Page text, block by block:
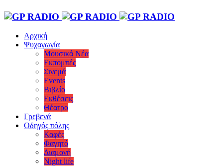
Αρχική
Ψυχαγωγία
Μουσικά Νέα
Εκπομπές
Σινεμά
Events
Βιβλίο
Εκθέσεις
Θέατρο
Γρεβενά
Οδηγός πόλης
Καφές
Φαγητό
Διαμονή
Night life